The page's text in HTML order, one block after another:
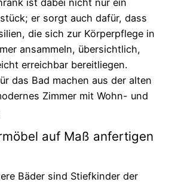
er sorgt auch dafür, dass
die sich zur Körperpflege in
ansammeln, übersichtlich,
erreichbar bereitliegen.
das Bad machen aus der alten
Zimmer mit Wohn- und
auf Maß anfertigen
Bäder sind Stiefkinder der